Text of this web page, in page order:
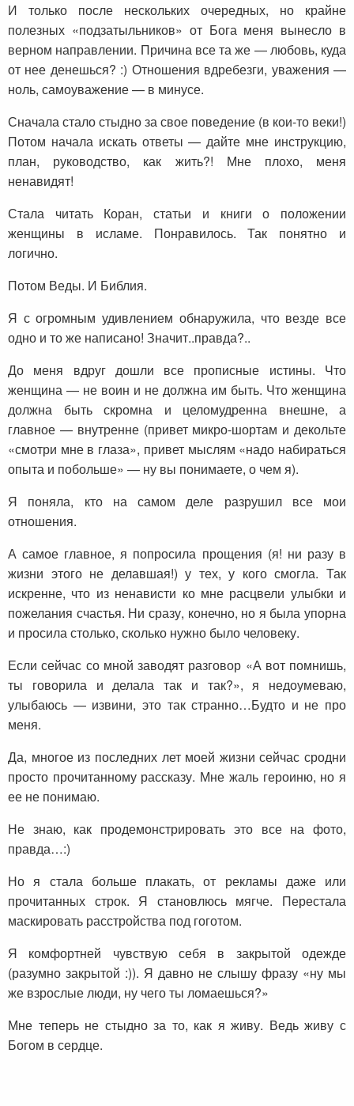
И только после нескольких очередных, но крайне
полезных «подзатыльников» от Бога меня вынесло в
верном направлении. Причина все та же — любовь, куда
от нее денешься? :) Отношения вдребезги, уважения —
ноль, самоуважение — в минусе.
Сначала стало стыдно за свое поведение (в кои-то веки!)
Потом начала искать ответы — дайте мне инструкцию,
план, руководство, как жить?! Мне плохо, меня
ненавидят!
Стала читать Коран, статьи и книги о положении
женщины в исламе. Понравилось. Так понятно и
логично.
Потом Веды. И Библия.
Я с огромным удивлением обнаружила, что везде все
одно и то же написано! Значит..правда?..
До меня вдруг дошли все прописные истины. Что
женщина — не воин и не должна им быть. Что женщина
должна быть скромна и целомудренна внешне, а
главное — внутренне (привет микро-шортам и декольте
«смотри мне в глаза», привет мыслям «надо набираться
опыта и побольше» — ну вы понимаете, о чем я).
Я поняла, кто на самом деле разрушил все мои
отношения.
А самое главное, я попросила прощения (я! ни разу в
жизни этого не делавшая!) у тех, у кого смогла. Так
искренне, что из ненависти ко мне расцвели улыбки и
пожелания счастья. Ни сразу, конечно, но я была упорна
и просила столько, сколько нужно было человеку.
Если сейчас со мной заводят разговор «А вот помнишь,
ты говорила и делала так и так?», я недоумеваю,
улыбаюсь — извини, это так странно…Будто и не про
меня.
Да, многое из последних лет моей жизни сейчас сродни
просто прочитанному рассказу. Мне жаль героиню, но я
ее не понимаю.
Не знаю, как продемонстрировать это все на фото,
правда…:)
Но я стала больше плакать, от рекламы даже или
прочитанных строк. Я становлюсь мягче. Перестала
маскировать расстройства под гоготом.
Я комфортней чувствую себя в закрытой одежде
(разумно закрытой :)). Я давно не слышу фразу «ну мы
же взрослые люди, ну чего ты ломаешься?»
Мне теперь не стыдно за то, как я живу. Ведь живу с
Богом в сердце.